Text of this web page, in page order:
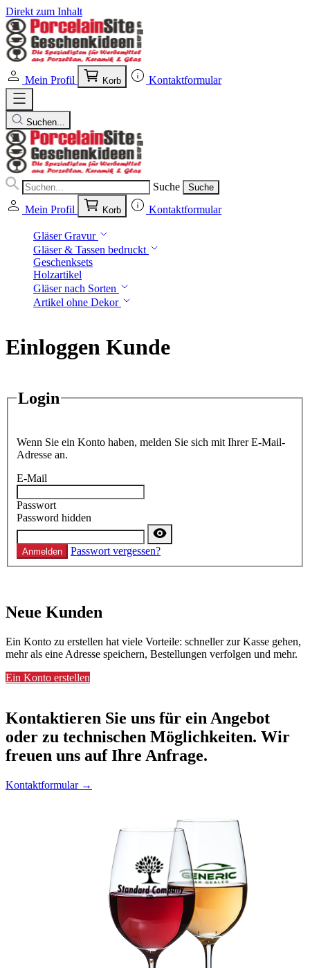
Direkt zum Inhalt
Mein Profil Korb Kontaktformular
Suchen...
Suche Suche
Mein Profil Korb Kontaktformular
Gläser Gravur
Gläser & Tassen bedruckt
Geschenksets
Holzartikel
Gläser nach Sorten
Artikel ohne Dekor
Einloggen Kunde
Login
Wenn Sie ein Konto haben, melden Sie sich mit Ihrer E-Mail-
Adresse an.
E-Mail
Passwort
Password hidden
Anmelden Passwort vergessen?
Neue Kunden
Ein Konto zu erstellen hat viele Vorteile: schneller zur Kasse gehen,
mehr als eine Adresse speichern, Bestellungen verfolgen und mehr.
Ein Konto erstellen
Kontaktieren Sie uns für ein Angebot
oder zu technischen Möglichkeiten. Wir
freuen uns auf Ihre Anfrage.
Kontaktformular →